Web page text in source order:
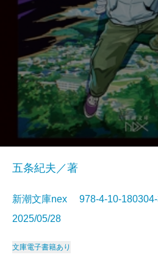
五条紀夫／著
新潮文庫nex 978-4-10-
2025/05/28
文庫電子書籍あり